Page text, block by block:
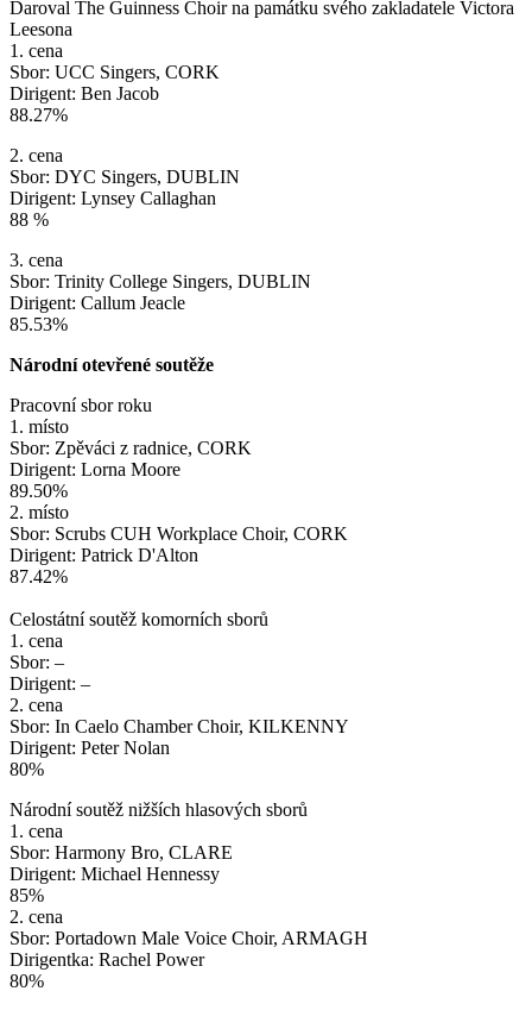
Daroval The Guinness Choir na památku svého zakladatele Victora
Leesona
1. cena
Sbor: UCC Singers, CORK
Dirigent: Ben Jacob
88.27%
2. cena
Sbor: DYC Singers, DUBLIN
Dirigent: Lynsey Callaghan
88 %
3. cena
Sbor: Trinity College Singers, DUBLIN
Dirigent: Callum Jeacle
85.53%
Národní otevřené soutěže
Pracovní sbor roku
1. místo
Sbor: Zpěváci z radnice, CORK
Dirigent: Lorna Moore
89.50%
2. místo
Sbor: Scrubs CUH Workplace Choir, CORK
Dirigent: Patrick D'Alton
87.42%
Celostátní soutěž komorních sborů
1. cena
Sbor: –
Dirigent: –
2. cena
Sbor: In Caelo Chamber Choir, KILKENNY
Dirigent: Peter Nolan
80%
Národní soutěž nižších hlasových sborů
1. cena
Sbor: Harmony Bro, CLARE
Dirigent: Michael Hennessy
85%
2. cena
Sbor: Portadown Male Voice Choir, ARMAGH
Dirigentka: Rachel Power
80%